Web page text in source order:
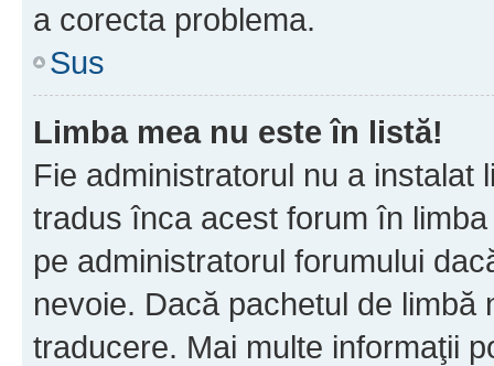
a corecta problema.
Sus
Limba mea nu este în listă!
Fie administratorul nu a instalat
tradus înca acest forum în
pe administratorul forumului
nevoie. Dacă pachetul de
traducere. Mai multe informaţii